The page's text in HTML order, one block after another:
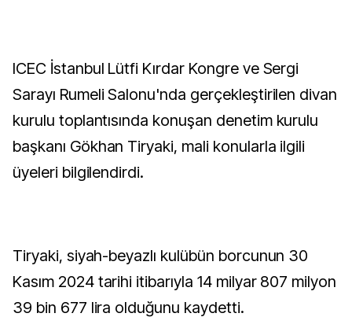
ICEC İstanbul Lütfi Kırdar Kongre ve Sergi
Sarayı Rumeli Salonu'nda gerçekleştirilen divan
kurulu toplantısında konuşan denetim kurulu
başkanı Gökhan Tiryaki, mali konularla ilgili
üyeleri bilgilendirdi.
Tiryaki, siyah-beyazlı kulübün borcunun 30
Kasım 2024 tarihi itibarıyla 14 milyar 807 milyon
39 bin 677 lira olduğunu kaydetti.